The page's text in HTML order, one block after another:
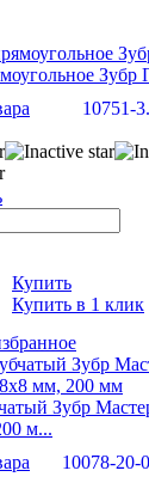
10751-
Купить
Купить в 1 клик
Зубр
м...
10078-20-